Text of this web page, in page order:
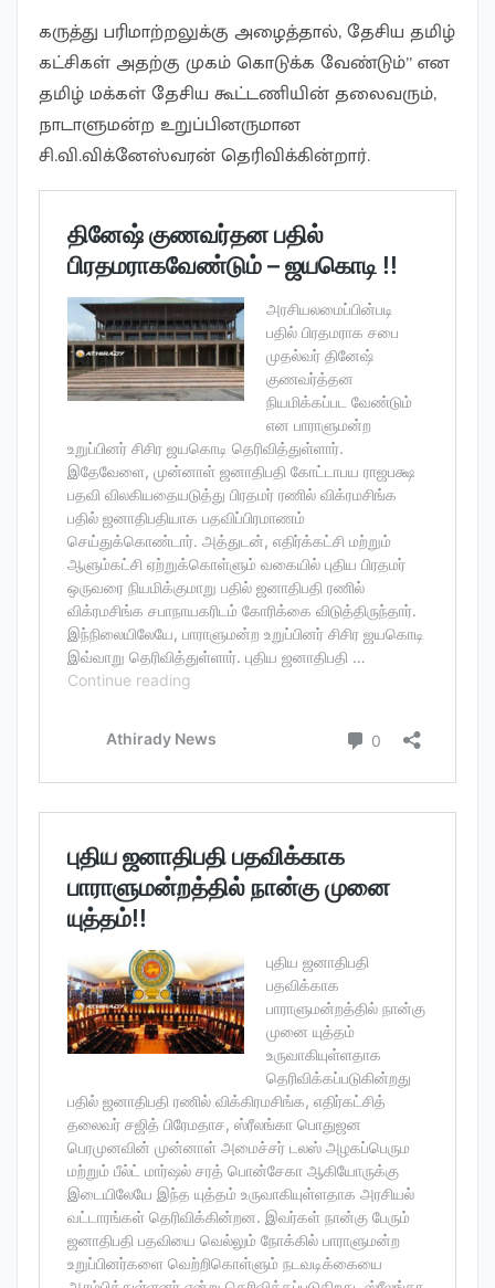
கருத்து பரிமாற்றலுக்கு அழைத்தால், தேசிய தமிழ்
கட்சிகள் அதற்கு முகம் கொடுக்க வேண்டும்” என
தமிழ் மக்கள் தேசிய கூட்டணியின் தலைவரும்,
நாடாளுமன்ற உறுப்பினருமான
சி.வி.விக்னேஸ்வரன் தெரிவிக்கின்றார்.